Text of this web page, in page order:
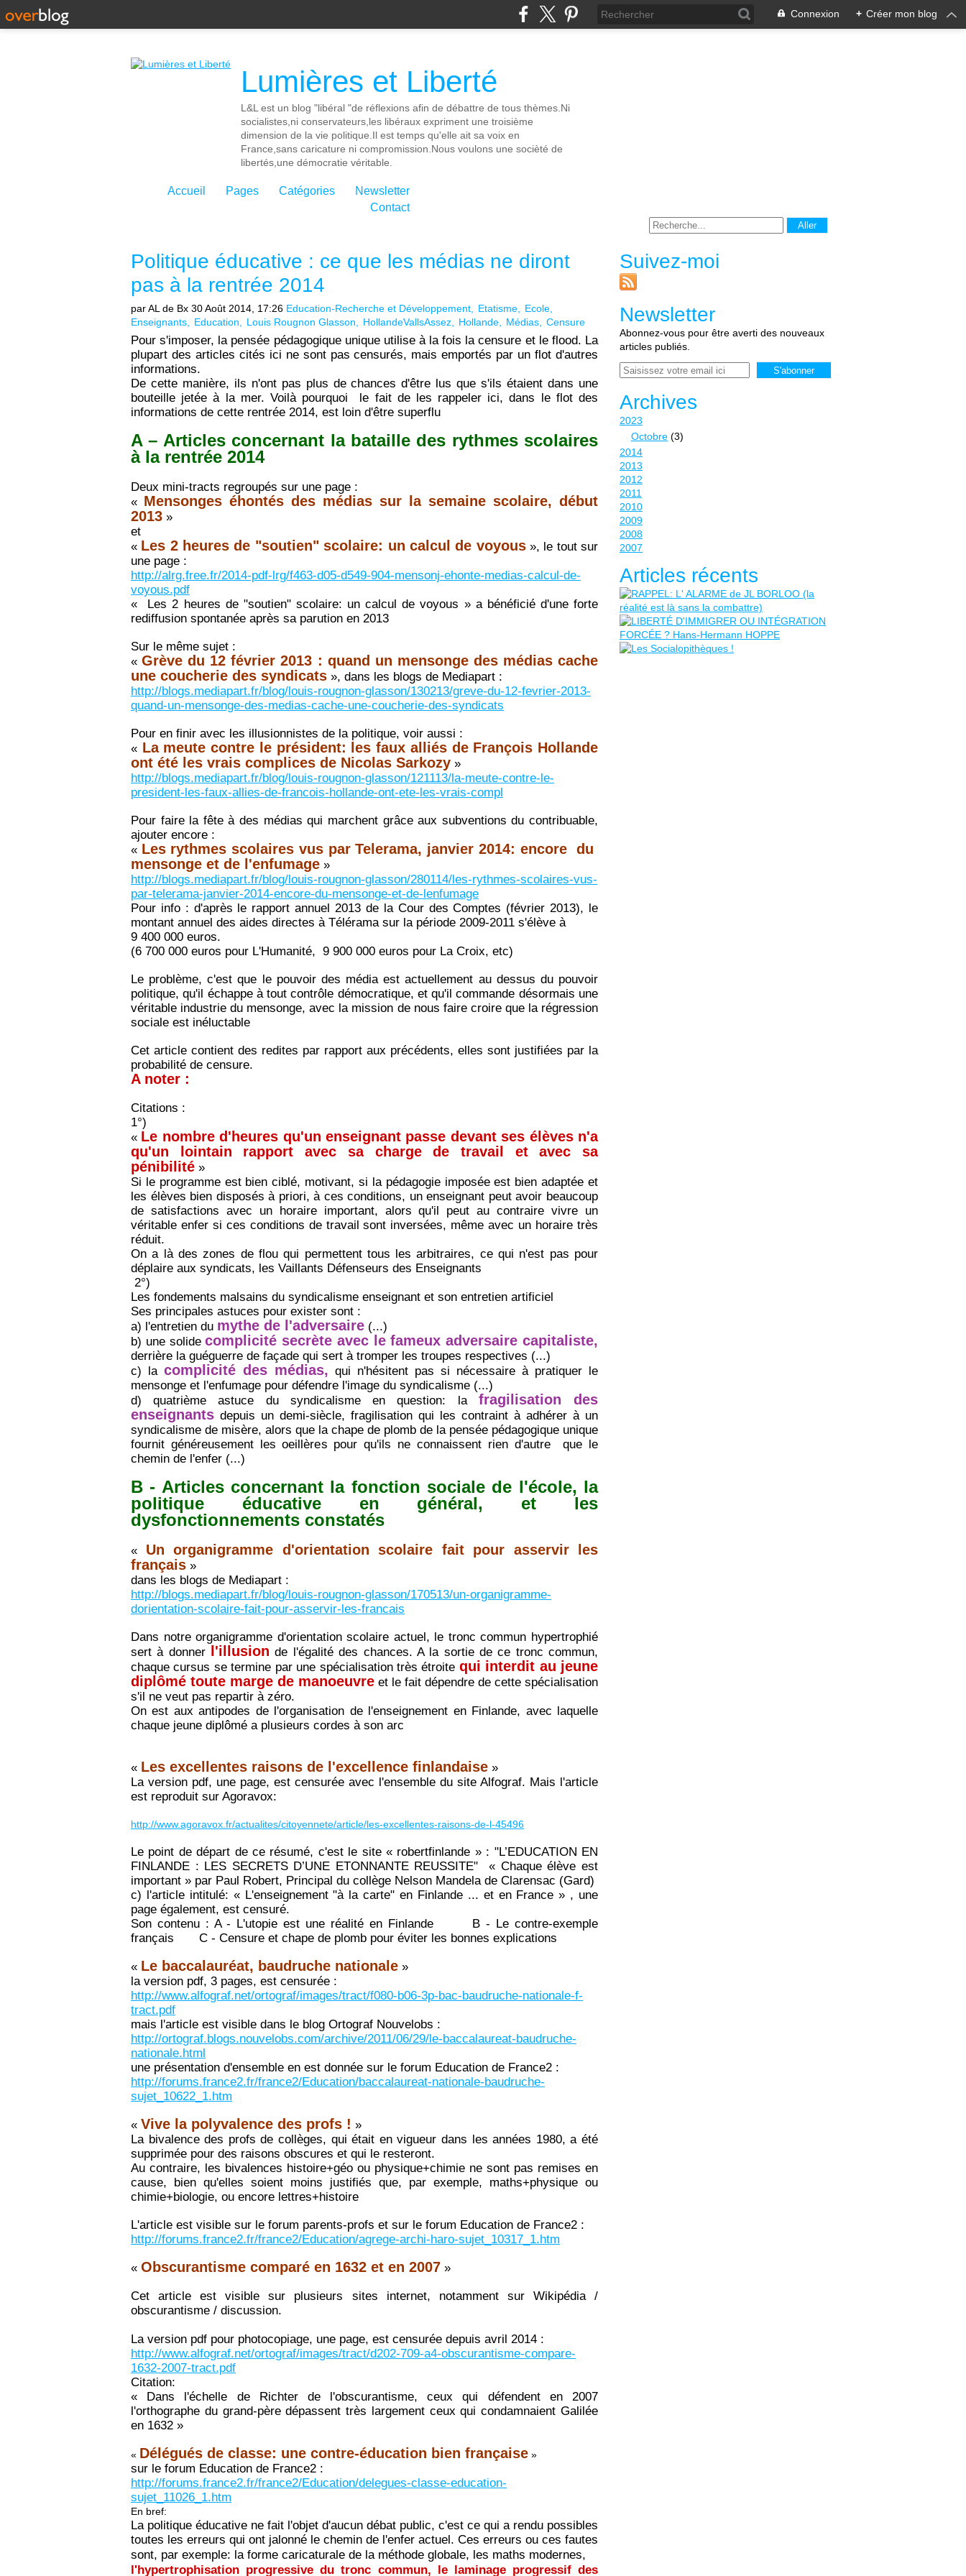
Connexion + Créer mon blog
Lumières et Liberté
L&L est un blog "libéral "de réflexions afin de débattre de tous thèmes.Ni
socialistes,ni conservateurs,les libéraux expriment une troisième
dimension de la vie politique.Il est temps qu'elle ait sa voix en
France,sans caricature ni compromission.Nous voulons une socièté de
libertés,une démocratie véritable.
Accueil Pages Catégories
Newsletter
Contact
Politique éducative : ce que les médias ne diront
pas à la rentrée 2014
par AL de Bx 30 Août 2014, 17:26 Education-Recherche et Développement Etatisme
Ecole
Enseignants
Education Louis Rougnon Glasson HollandeVallsAssez Hollande Médias Censure
Pour s'imposer, la pensée pédagogique unique utilise à la fois la censure et le flood. La
plupart des articles cités ici ne sont pas censurés, mais emportés par un flot d'autres
informations.
De cette manière, ils n'ont pas plus de chances d'être lus que s'ils étaient dans une
bouteille jetée à la mer. Voilà pourquoi le fait de les rappeler ici, dans le flot des
informations de cette rentrée 2014, est loin d'être superflu
A – Articles concernant la bataille des rythmes scolaires
à la rentrée 2014
Deux mini-tracts regroupés sur une page :
« Mensonges éhontés des médias sur la semaine scolaire, début
2013 »
et
« Les 2 heures de "soutien" scolaire: un calcul de voyous», le tout sur
une page :
http://alrg.free.fr/2014-pdf-lrg/f463-d05-d549-904-mensonj-ehonte-medias-calcul-de-
voyous.pdf
« Les 2 heures de "soutien" scolaire: un calcul de voyous » a bénéficié d'une forte
rediffusion spontanée après sa parution en 2013
Sur le même sujet :
«Grève du 12 février 2013 : quand un mensonge des médias cache
une coucherie des syndicats », dans les blogs de Mediapart :
http://blogs.mediapart.fr/blog/louis-rougnon-glasson/130213/greve-du-12-fevrier-2013-
quand-un-mensonge-des-medias-cache-une-coucherie-des-syndicats
Pour en finir avec les illusionnistes de la politique, voir aussi :
« La meute contre le président: les faux alliés de François Hollande
ont été les vrais complices de Nicolas Sarkozy »
http://blogs.mediapart.fr/blog/louis-rougnon-glasson/121113/la-meute-contre-le-
president-les-faux-allies-de-francois-hollande-ont-ete-les-vrais-compl
Pour faire la fête à des médias qui marchent grâce aux subventions du contribuable,
ajouter encore :
« Les rythmes scolaires vus par Telerama, janvier 2014: encore du
mensonge et de l'enfumage »
http://blogs.mediapart.fr/blog/louis-rougnon-glasson/280114/les-rythmes-scolaires-vus-
par-telerama-janvier-2014-encore-du-mensonge-et-de-lenfumage
Pour info : d'après le rapport annuel 2013 de la Cour des Comptes (février 2013), le
montant annuel des aides directes à Télérama sur la période 2009-2011 s'élève à
9 400 000 euros.
(6 700 000 euros pour L'Humanité, 9 900 000 euros pour La Croix, etc)
Le problème, c'est que le pouvoir des média est actuellement au dessus du pouvoir
politique, qu'il échappe à tout contrôle démocratique, et qu'il commande désormais une
véritable industrie du mensonge, avec la mission de nous faire croire que la régression
sociale est inéluctable
Cet article contient des redites par rapport aux précédents, elles sont justifiées par la
probabilité de censure.
A noter :
Citations :
1°)
« Le nombre d'heures qu'un enseignant passe devant ses élèves n'a
qu'un lointain rapport avec sa charge de travail et avec sa
pénibilité »
Si le programme est bien ciblé, motivant, si la pédagogie imposée est bien adaptée et
les élèves bien disposés à priori, à ces conditions, un enseignant peut avoir beaucoup
de satisfactions avec un horaire important, alors qu'il peut au contraire vivre un
véritable enfer si ces conditions de travail sont inversées, même avec un horaire très
réduit.
On a là des zones de flou qui permettent tous les arbitraires, ce qui n'est pas pour
déplaire aux syndicats, les Vaillants Défenseurs des Enseignants
2°)
Les fondements malsains du syndicalisme enseignant et son entretien artificiel
Ses principales astuces pour exister sont :
a) l'entretien du mythe de l'adversaire (...)
b) une solidecomplicité secrète avec le fameux adversaire capitaliste,
derrière la guéguerre de façade qui sert à tromper les troupes respectives (...)
c) la complicité des médias, qui n'hésitent pas si nécessaire à pratiquer le
mensonge et l'enfumage pour défendre l'image du syndicalisme (...)
d) quatrième astuce du syndicalisme en question: la fragilisation des
enseignants depuis un demi-siècle, fragilisation qui les contraint à adhérer à un
syndicalisme de misère, alors que la chape de plomb de la pensée pédagogique unique
fournit généreusement les oeillères pour qu'ils ne connaissent rien d'autre que le
chemin de l'enfer (...)
B - Articles concernant la fonction sociale de l'école, la
politique éducative en général, et les
dysfonctionnements constatés
« Un organigramme d'orientation scolaire fait pour asservir les
français »
dans les blogs de Mediapart :
http://blogs.mediapart.fr/blog/louis-rougnon-glasson/170513/un-organigramme-
dorientation-scolaire-fait-pour-asservir-les-francais
Dans notre organigramme d'orientation scolaire actuel, le tronc commun hypertrophié
sert à donner
l'illusion de l'égalité des chances. A la sortie de ce tronc commun,
chaque cursus se termine par une spécialisation très étroite qui interdit au jeune
diplômé toute marge de manoeuvre et le fait dépendre de cette spécialisation
s'il ne veut pas repartir à zéro.
On est aux antipodes de l'organisation de l'enseignement en Finlande, avec laquelle
chaque jeune diplômé a plusieurs cordes à son arc
« Les excellentes raisons de l'excellence finlandaise »
La version pdf, une page, est censurée avec l'ensemble du site Alfograf. Mais l'article
est reproduit sur Agoravox:
http://www.agoravox.fr/actualites/citoyennete/article/les-excellentes-raisons-de-l-45496
Le point de départ de ce résumé, c'est le site « robertfinlande » : "L’EDUCATION EN
FINLANDE : LES SECRETS D’UNE ETONNANTE REUSSITE" « Chaque élève est
important » par Paul Robert, Principal du collège Nelson Mandela de Clarensac (Gard)
c) l'article intitulé: « L'enseignement "à la carte" en Finlande ... et en France » , une
page également, est censuré.
Son contenu : A - L'utopie est une réalité en Finlande B - Le contre-exemple
français C - Censure et chape de plomb pour éviter les bonnes explications
« Le baccalauréat, baudruche nationale »
la version pdf, 3 pages, est censurée :
http://www.alfograf.net/ortograf/images/tract/f080-b06-3p-bac-baudruche-nationale-f-
tract.pdf
mais l'article est visible dans le blog Ortograf Nouvelobs :
http://ortograf.blogs.nouvelobs.com/archive/2011/06/29/le-baccalaureat-baudruche-
nationale.html
une présentation d'ensemble en est donnée sur le forum Education de France2 :
http://forums.france2.fr/france2/Education/baccalaureat-nationale-baudruche-
sujet_10622_1.htm
« Vive la polyvalence des profs ! »
La bivalence des profs de collèges, qui était en vigueur dans les années 1980, a été
supprimée pour des raisons obscures et qui le resteront.
Au contraire, les bivalences histoire+géo ou physique+chimie ne sont pas remises en
cause, bien qu'elles soient moins justifiés que, par exemple, maths+physique ou
chimie+biologie, ou encore lettres+histoire
L'article est visible sur le forum parents-profs et sur le forum Education de France2 :
http://forums.france2.fr/france2/Education/agrege-archi-haro-sujet_10317_1.htm
« Obscurantisme comparé en 1632 et en 2007 »
Cet article est visible sur plusieurs sites internet, notamment sur Wikipédia /
obscurantisme / discussion.
La version pdf pour photocopiage, une page, est censurée depuis avril 2014 :
http://www.alfograf.net/ortograf/images/tract/d202-709-a4-obscurantisme-compare-
1632-2007-tract.pdf
Citation:
« Dans l'échelle de Richter de l'obscurantisme, ceux qui défendent en 2007
l'orthographe du grand-père dépassent très largement ceux qui condamnaient Galilée
en 1632 »
« Délégués de classe: une contre-éducation bien française »
sur le forum Education de France2 :
http://forums.france2.fr/france2/Education/delegues-classe-education-
sujet_11026_1.htm
En bref:
La politique éducative ne fait l'objet d'aucun débat public, c'est ce qui a rendu possibles
toutes les erreurs qui ont jalonné le chemin de l'enfer actuel. Ces erreurs ou ces fautes
sont, par exemple: la forme caricaturale de la méthode globale, les maths modernes,
l'hypertrophisation progressive du tronc commun, le laminage progressif des
Suivez-moi
Newsletter
Abonnez-vous pour être averti des nouveaux
articles publiés.
Email
Archives
2023
Octobre (3)
2014
2013
2012
2011
2010
2009
2008
2007
Articles récents